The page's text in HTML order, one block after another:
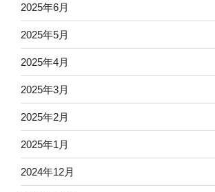
2025年6月
2025年5月
2025年4月
2025年3月
2025年2月
2025年1月
2024年12月